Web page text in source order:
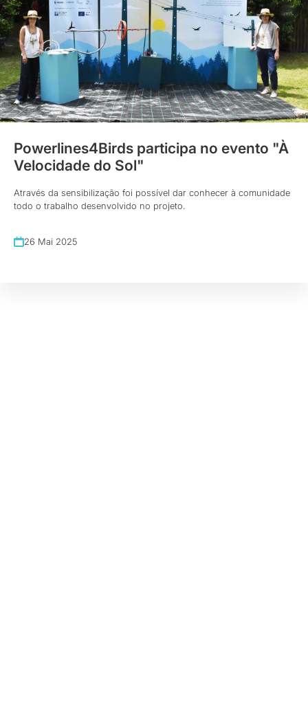
Powerlines4Birds participa no evento "À
Velocidade do Sol"
Através da sensibilização foi possível dar conhecer à comunidade
todo o trabalho desenvolvido no projeto.
26 Mai 2025